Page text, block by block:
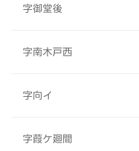
字御堂後
字南木戸西
字向イ
字葭ケ廻間